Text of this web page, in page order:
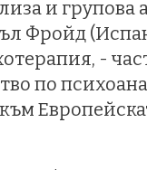
и
Фройд
-
по